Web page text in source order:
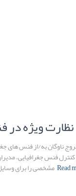
نظارت ویژه در
ناوگان به/از فنس های
کنترل فنس جغرافیایی،
مشخصی را برایRead